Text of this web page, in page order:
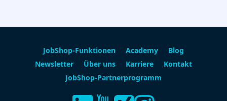
JobShop-Funktionen Academy
Blog
Newsletter
Über uns Karriere
Kontakt
JobShop-Partnerprogramm